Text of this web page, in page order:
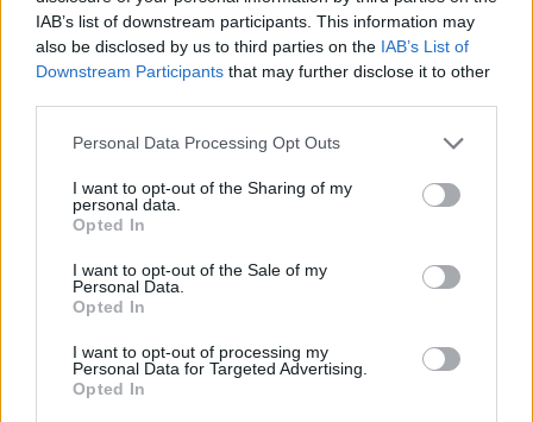
IAB’s list of downstream participants. This information may
also be disclosed by us to third parties on the IAB’s List of
Downstream Participants that may further disclose it to other
Please note that this website/app uses one or more Google
not limited to your visit or usage behaviour. You may click to
grant or deny consent to Google and its third-party tags to
use your data for below specified purposes in below Google
consent section.
Personal Data Processing Opt Outs
I want to opt-out of the Sharing of my
personal data.
Opted In
I want to opt-out of the Sale of my
Personal Data.
Opted In
I want to opt-out of processing my
Personal Data for Targeted Advertising.
Opted In
Κέβιν Μπέικον: Δεν έχω πάει στα Όσκαρ εδώ και
σαράντα χρόνια
Το Footloose ήταν αυτό που με έβαλε στον κόσμο
του Χόλιγουντ, είπε ο ηθοποιός
22.06.2024, 18:00